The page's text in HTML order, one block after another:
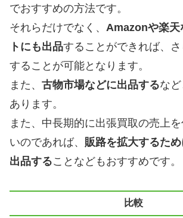
でおすすめの方法です。
それらだけでなく、 Amazonや楽天
トにも出品することができれば、
することが可能となります。
また、 古物市場などに出品するな
あります。
また、中長期的に出張買取の売上
いのであれば、 販路を拡大するた
出品することなどもおすすめです。
比較